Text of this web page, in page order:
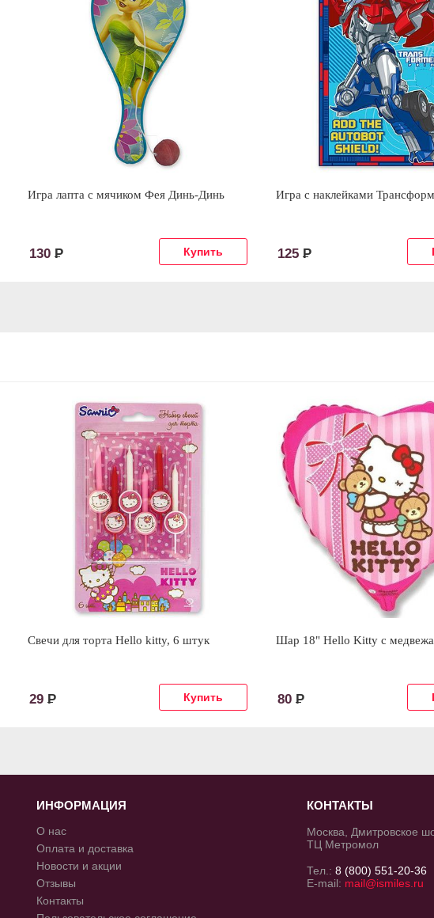
Игра лапта с мячиком Фея Динь-Динь
130 Р
Игра с наклейками
125 Р
Свечи для торта Hello kitty, 6 штук
29 Р
Шар 18" Hello Kitty с
80 Р
ИНФОРМАЦИЯ
О нас
Оплата и доставка
Новости и акции
Отзывы
Контакты
КОНТАКТЫ
Москва, Дмитровское
ТЦ Метромол
Тел.:8 (800) 551-20-36
E-mail: mail@ismiles.ru